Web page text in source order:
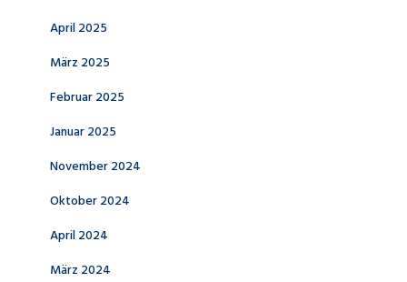
April 2025
März 2025
Februar 2025
Januar 2025
November 2024
Oktober 2024
April 2024
März 2024